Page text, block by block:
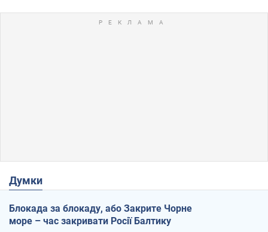
Думки
Блокада за блокаду, або Закрите Чорне
море – час закривати Росії Балтику